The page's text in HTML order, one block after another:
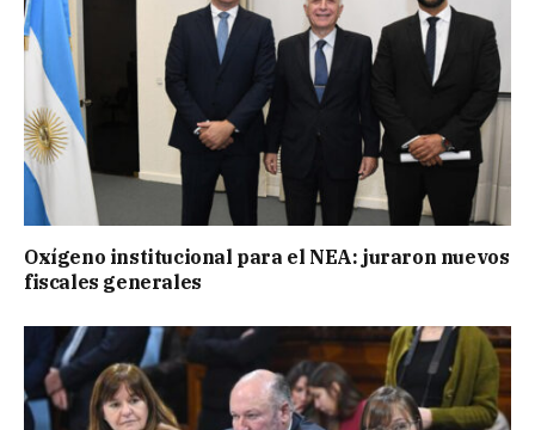
Oxígeno institucional para el NEA: juraron nuevos
fiscales generales